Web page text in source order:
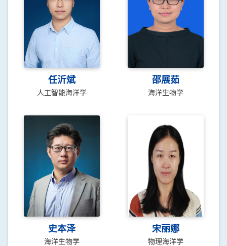
任沂斌
人工智能海洋学
邵展茹
海洋生物学
史本泽
海洋生物学
宋丽娜
物理海洋学